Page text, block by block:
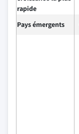
rapide
Pays émergents